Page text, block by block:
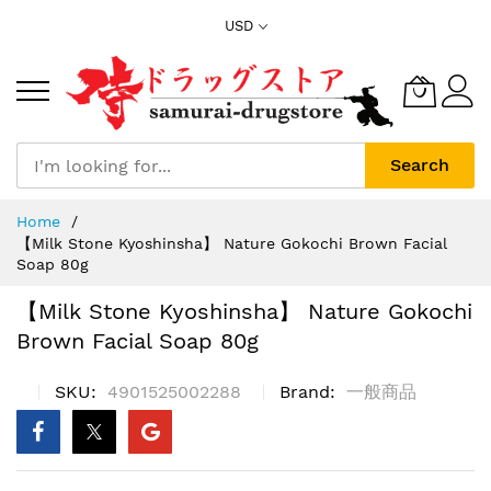
USD
Search
Home
【Milk Stone Kyoshinsha】 Nature Gokochi Brown Facial
Soap 80g
【Milk Stone Kyoshinsha】 Nature Gokochi
Brown Facial Soap 80g
SKU 4901525002288 Brand 一般商品